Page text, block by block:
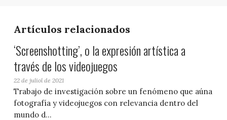
Artículos relacionados
‘Screenshotting’, o la expresión artística a
través de los videojuegos
22 de juliol de 2021
Trabajo de investigación sobre un fenómeno que aúna
fotografía y videojuegos con relevancia dentro del
mundo d...